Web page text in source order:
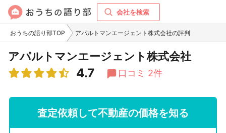
会社を検索
おうちの語り部TOP アパルトマンエージェント株式会社の評判
アパルトマンエージェント株式会社
4.7 口コミ 2件
査定依頼して不動産の価格を知る